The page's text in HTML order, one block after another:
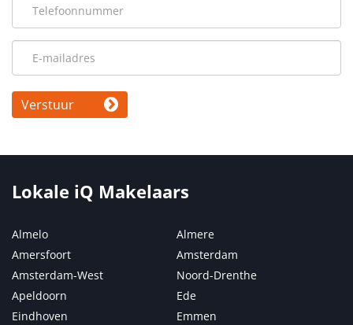
Verstuur
Lokale iQ Makelaars
Almelo
Almere
Amersfoort
Amsterdam
Amsterdam-West
Noord-Drenthe
Apeldoorn
Ede
Eindhoven
Emmen